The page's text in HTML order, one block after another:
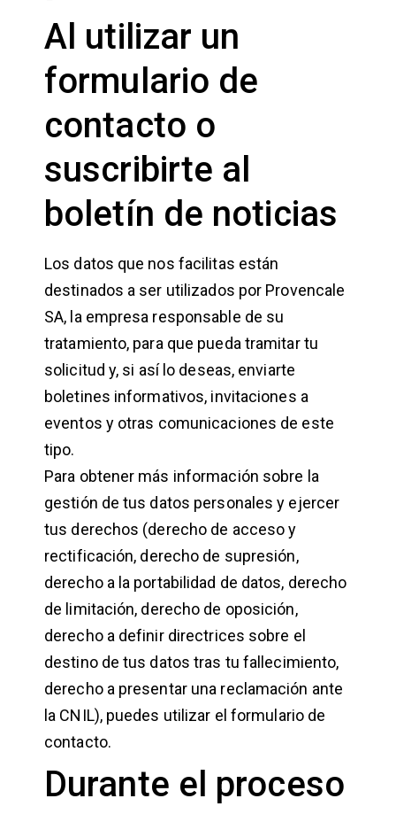
Al utilizar un
formulario de
contacto o
suscribirte al
boletín de noticias
Los datos que nos facilitas están
destinados a ser utilizados por Provencale
SA, la empresa responsable de su
tratamiento, para que pueda tramitar tu
solicitud y, si así lo deseas, enviarte
boletines informativos, invitaciones a
eventos y otras comunicaciones de este
tipo.
Para obtener más información sobre la
gestión de tus datos personales y ejercer
tus derechos (derecho de acceso y
rectificación, derecho de supresión,
derecho a la portabilidad de datos, derecho
de limitación, derecho de oposición,
derecho a definir directrices sobre el
destino de tus datos tras tu fallecimiento,
derecho a presentar una reclamación ante
la CNIL), puedes utilizar el formulario de
contacto.
Durante el proceso